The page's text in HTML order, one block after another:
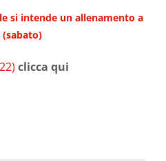
si intende un allenamento a
clicca qui